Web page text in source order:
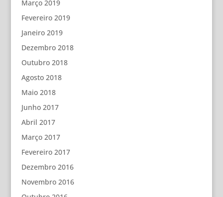
Março 2019
Fevereiro 2019
Janeiro 2019
Dezembro 2018
Outubro 2018
Agosto 2018
Maio 2018
Junho 2017
Abril 2017
Março 2017
Fevereiro 2017
Dezembro 2016
Novembro 2016